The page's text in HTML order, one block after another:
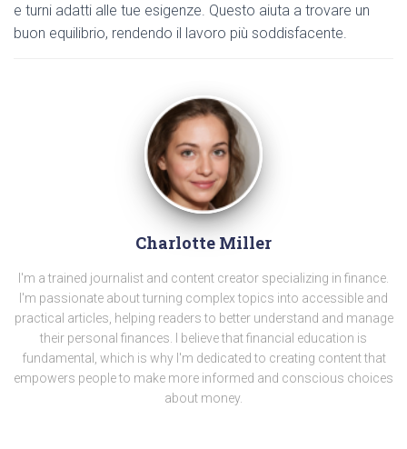
e turni adatti alle tue esigenze. Questo aiuta a trovare un
buon equilibrio, rendendo il lavoro più soddisfacente.
Charlotte Miller
I'm a trained journalist and content creator specializing in finance.
I'm passionate about turning complex topics into accessible and
practical articles, helping readers to better understand and manage
their personal finances. I believe that financial education is
fundamental, which is why I'm dedicated to creating content that
empowers people to make more informed and conscious choices
about money.